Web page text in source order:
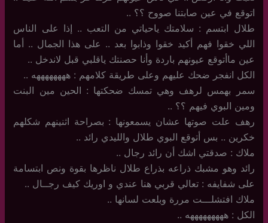
اتوقع في عين صابتنا صووح ؟؟ ..
طلال ابتسم : سلامتك ياحياتي من التعب .. إذا على الناس
اللي خقوا فهم أكيد خقوا وذابوا بعد .. على هذا الجمال .. أما
عين ماأتوقع عيونهم باردة وأنا حصنتك ياقلبي قبل لاندخل ..
الكل انفجر ضحك عليهم وعلى طريقة كلامهم : ههههههههه ..
سمر بهمس لرهف وهي تمسك ضحكتها : الحين مين البنت
ومين البوي فيهم ؟؟ ..
رهف علت صوتها عشان يسمعونها : بصراحة اثنينهم شكلهم
خكرين .. بس أتوقع البوي طلال والليدي رائد ..
ملاك : صدقتي اشك أن رائد رجال ..
رائد وهو مشبك ذراعه بذراع طلال ناظرها بقوة ونص ابتسامة
على شفايفه : تعالي قربي هنا عندي و اوريك كيف رجــال ..
ملاك افتشلـــت مررة وبلعت لسانها ..
الكل : هههههههههه ..